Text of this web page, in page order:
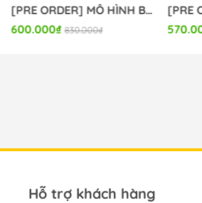
[PRE ORDER] MÔ HÌNH BanG Dream! - BanG Dream! Ave Mujica - Wakaba Mutsumi - Yumemirize - ～Pajama Party!～ (Sega Fave) FIGURE CHÍNH HÃNG
600.000₫ 830.000₫
570.000₫
Hỗ trợ khách hàng